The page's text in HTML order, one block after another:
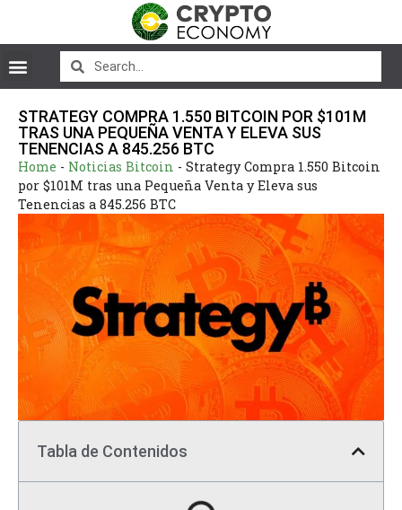
STRATEGY COMPRA 1.550 BITCOIN POR $101M
TRAS UNA PEQUEÑA VENTA Y ELEVA SUS
TENENCIAS A 845.256 BTC
Home - Noticias Bitcoin - Strategy Compra 1.550 Bitcoin
por $101M tras una Pequeña Venta y Eleva sus
Tenencias a 845.256 BTC
Tabla de Contenidos